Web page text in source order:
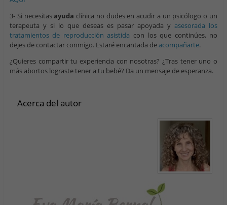
3- Si necesitasayuda clínica no dudes en acudir a un psicólogo o un
terapeuta y si lo que deseas es pasar apoyada yasesorada los
tratamientos de reproducción asistida con los que continúes, no
dejes de contactar conmigo. Estaré encantada deacompañarte.
¿Quieres compartir tu experiencia con nosotras? ¿Tras tener uno o
más abortos lograste tener a tu bebé? Da un mensaje de esperanza.
Acerca del autor